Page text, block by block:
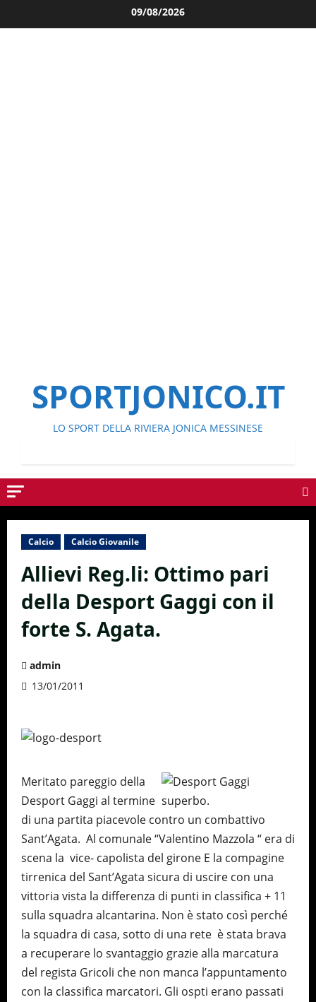
al
09/08/2026
SPORTJONICO.IT
LO SPORT DELLA RIVIERA JONICA MESSINESE
Calcio Calcio Giovanile
Allievi Reg.li: Ottimo pari
della Desport Gaggi con il
forte S. Agata.
admin
13/01/2011
Meritato pareggio della
Desport Gaggi al termine
di una partita piacevole contro un combattivo
Sant’Agata. Al comunale “Valentino Mazzola “ era di
scena la vice- capolista del girone E la compagine
tirrenica del Sant’Agata sicura di uscire con una
vittoria vista la differenza di punti in classifica + 11
sulla squadra alcantarina. Non è stato così perché
la squadra di casa, sotto di una rete è stata brava
a recuperare lo svantaggio grazie alla marcatura
del regista Gricoli che non manca l’appuntamento
con la classifica marcatori. Gli ospti erano passati